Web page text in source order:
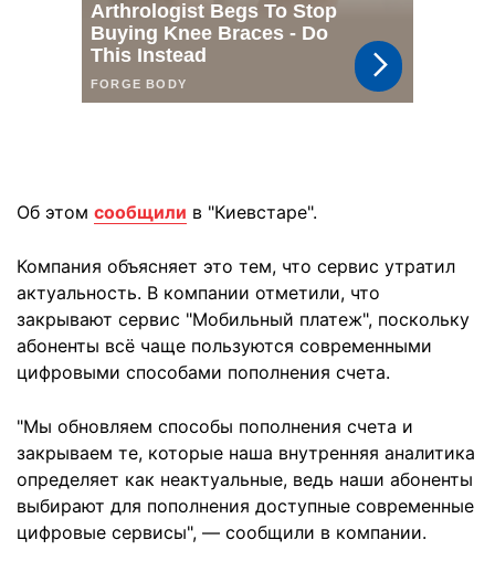
Об этом сообщили в "Киевстаре".
Компания объясняет это тем, что сервис утратил
актуальность. В компании отметили, что
закрывают сервис "Мобильный платеж", поскольку
абоненты всё чаще пользуются современными
цифровыми способами пополнения счета.
"Мы обновляем способы пополнения счета и
закрываем те, которые наша внутренняя аналитика
определяет как неактуальные, ведь наши абоненты
выбирают для пополнения доступные современные
цифровые сервисы", — сообщили в компании.